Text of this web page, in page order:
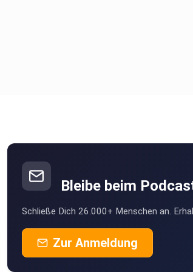
LIONTASTE WEBSITE:
Bleibe beim
Schließe Dich 26.000+ Menschen an.
Zur Anmeldung